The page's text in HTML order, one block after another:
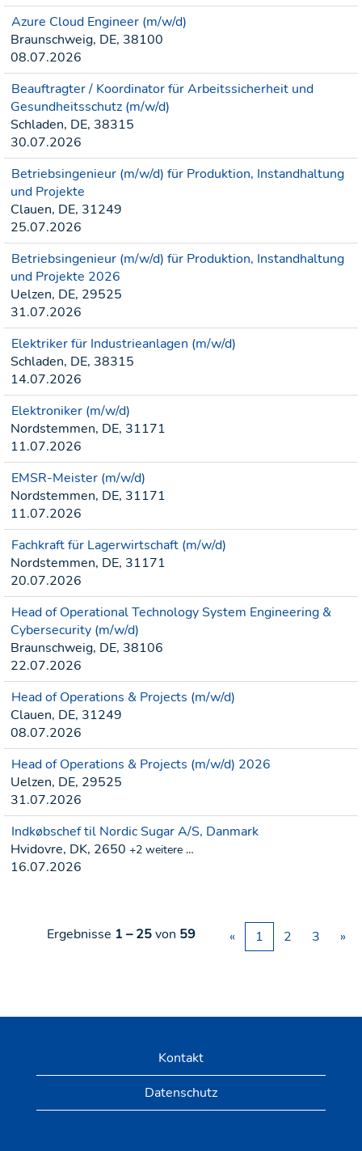
Azure Cloud Engineer (m/w/d)
Braunschweig, DE, 38100
08.07.2026
Beauftragter / Koordinator für Arbeitssicherheit und
Gesundheitsschutz (m/w/d)
Schladen, DE, 38315
30.07.2026
Betriebsingenieur (m/w/d) für Produktion, Instandhaltung
und Projekte
Clauen, DE, 31249
25.07.2026
Betriebsingenieur (m/w/d) für Produktion, Instandhaltung
und Projekte 2026
Uelzen, DE, 29525
31.07.2026
Elektriker für Industrieanlagen (m/w/d)
Schladen, DE, 38315
14.07.2026
Elektroniker (m/w/d)
Nordstemmen, DE, 31171
11.07.2026
EMSR-Meister (m/w/d)
Nordstemmen, DE, 31171
11.07.2026
Fachkraft für Lagerwirtschaft (m/w/d)
Nordstemmen, DE, 31171
20.07.2026
Head of Operational Technology System Engineering &
Cybersecurity (m/w/d)
Braunschweig, DE, 38106
22.07.2026
Head of Operations & Projects (m/w/d)
Clauen, DE, 31249
08.07.2026
Head of Operations & Projects (m/w/d) 2026
Uelzen, DE, 29525
31.07.2026
Indkøbschef til Nordic Sugar A/S, Danmark
Hvidovre, DK, 2650 +2 weitere …
16.07.2026
Ergebnisse 1 – 25von 59 « 1 2 3 »
Kontakt
Datenschutz